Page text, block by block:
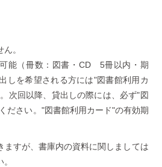
。
能（冊数：図書・CD 5冊以内・期
しを希望される方には"図書館利用カ
次回以降、貸出しの際には、必ず"図
ださい。"図書館利用カード"の有効期
ますが、書庫内の資料に関しましては